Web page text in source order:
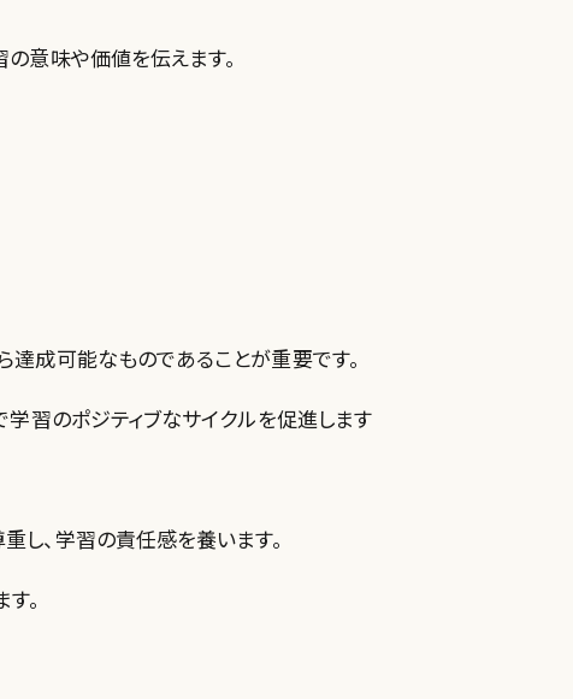
意味や価値を伝えます。
成可能なものであることが重要です。
習のポジティブなサイクルを促進します
、学習の責任感を養います。
。